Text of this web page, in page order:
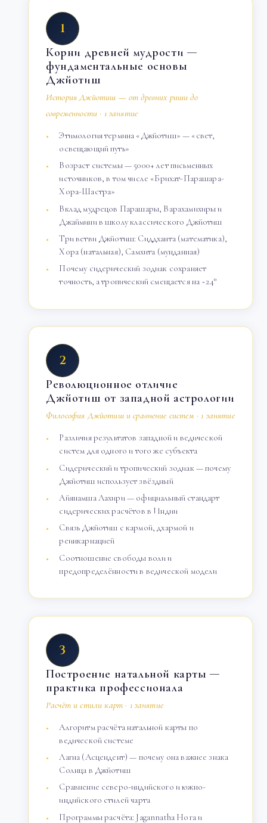
1
Корни древней мудрости —
фундаментальные основы
Джйотиш
История Джйотиш — от древних риши до
современности · 1 занятие
Этимология термина «Джйотиш» — «свет,
освещающий путь»
Возраст системы — 5000+ лет письменных
источников, в том числе «Брихат-Парашара-
Хора-Шастра»
Вклад мудрецов Парашары, Варахамихиры и
Джаймини в школу классического Джйотиш
Три ветви Джйотиш: Сиддханта (математика),
Хора (натальная), Самхита (мунданная)
Почему сидерический зодиак сохраняет
точность, а тропический смещается на ~24°
2
Революционное отличие
Джйотиш от западной астрологии
Философия Джйотиш и сравнение систем · 1 занятие
Различия результатов западной и ведической
систем для одного и того же субъекта
Сидерический и тропический зодиак — почему
Джйотиш использует звёздный
Айянамша Лахири — официальный стандарт
сидерических расчётов в Индии
Связь Джйотиш с кармой, дхармой и
реинкарнацией
Соотношение свободы воли и
предопределённости в ведической модели
3
Построение натальной карты —
практика профессионала
Расчёт и стили карт · 1 занятие
Алгоритм расчёта натальной карты по
ведической системе
Лагна (Асцендент) — почему она важнее знака
Солнца в Джйотиш
Сравнение северо-индийского и южно-
индийского стилей чарта
Программы расчёта: Jagannatha Hora и